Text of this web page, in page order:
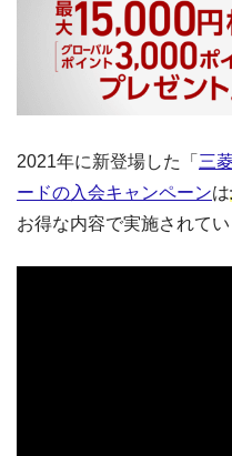
2021年に新登場した「 三
ードの入会キャンペーンは
お得な内容で実施されてい